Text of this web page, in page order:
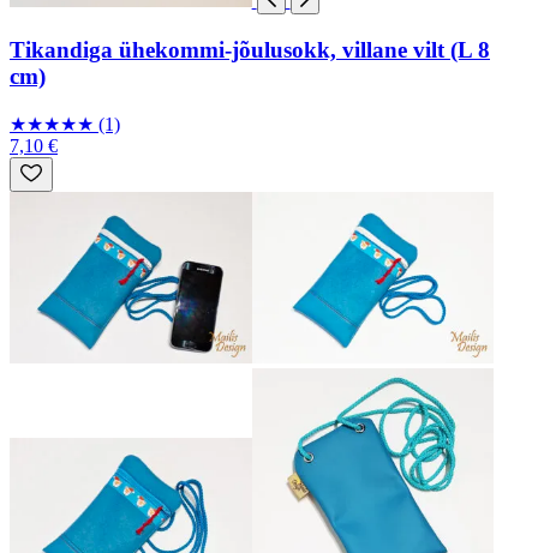
Tikandiga ühekommi-jõulusokk, villane vilt (L 8
cm)
★★★★★ (1)
7,10 €